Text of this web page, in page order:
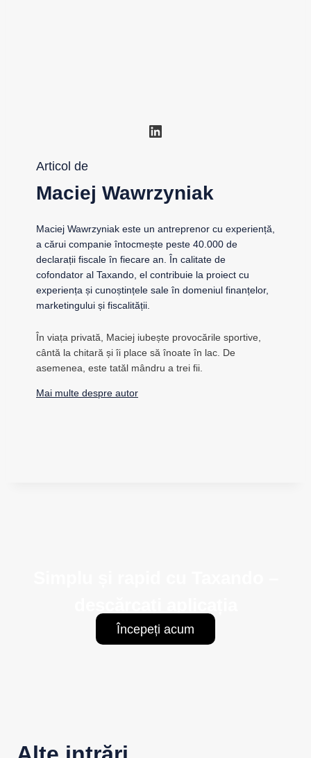
LinkedIn
Articol de
Maciej Wawrzyniak
Maciej Wawrzyniak este un antreprenor cu experiență,
a cărui companie întocmește peste 40.000 de
declarații fiscale în fiecare an. În calitate de
cofondator al Taxando, el contribuie la proiect cu
experiența și cunoștințele sale în domeniul finanțelor,
marketingului și fiscalității.
În viața privată, Maciej iubește provocările sportive,
cântă la chitară și îi place să înoate în lac. De
asemenea, este tatăl mândru a trei fii.
Mai multe despre autor
Începeți acum